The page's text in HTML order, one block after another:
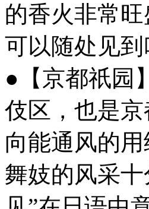
的香火非常
可以随处见
●【京都祇园
伎区，也是
向能通风的
舞妓的风采